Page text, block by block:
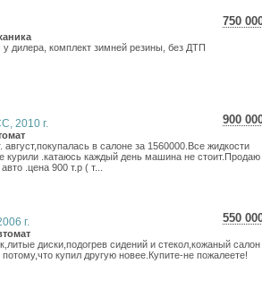
750
дилера, комплект зимней резины, без ДТП
900
13
2010 г.
в салоне за 1560000.Все жидкости
.катаюсь каждый день машина не стоит.Продаю
.цена 900 т.р ( т...
550
8
г.
диски,подогрев сидений и стекол,кожаный салон
купил другую новее.Купите-не пожалеете!